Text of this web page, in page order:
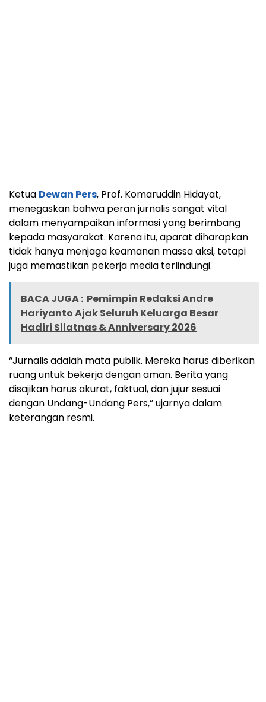
Ketua Dewan Pers, Prof. Komaruddin Hidayat,
menegaskan bahwa peran jurnalis sangat vital
dalam menyampaikan informasi yang berimbang
kepada masyarakat. Karena itu, aparat diharapkan
tidak hanya menjaga keamanan massa aksi, tetapi
juga memastikan pekerja media terlindungi.
BACA JUGA : Pemimpin Redaksi Andre
Hariyanto Ajak Seluruh Keluarga Besar
Hadiri Silatnas & Anniversary 2026
“Jurnalis adalah mata publik. Mereka harus diberikan
ruang untuk bekerja dengan aman. Berita yang
disajikan harus akurat, faktual, dan jujur sesuai
dengan Undang-Undang Pers,” ujarnya dalam
keterangan resmi.